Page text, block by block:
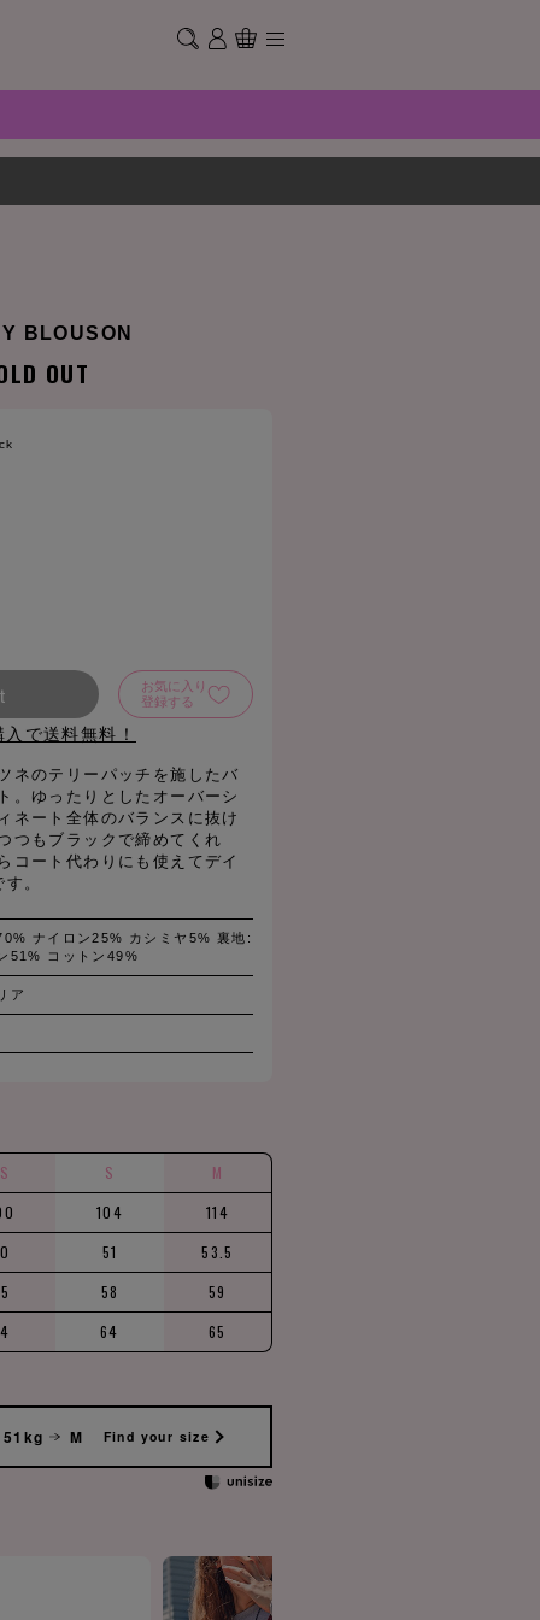
BLOUSON
OUT
お気に入り
登録する
で送料無料！
ネのテリーパッチを施したバ
。ゆったりとしたオーバーシ
ネート全体のバランスに抜け
つもブラックで締めてくれ
コート代わりにも使えてデイ
。
ナイロン25% カシミヤ5% 裏地:
51% コットン49%
ア
S
M
104
114
51
53.5
58
59
64 65
M Find your size